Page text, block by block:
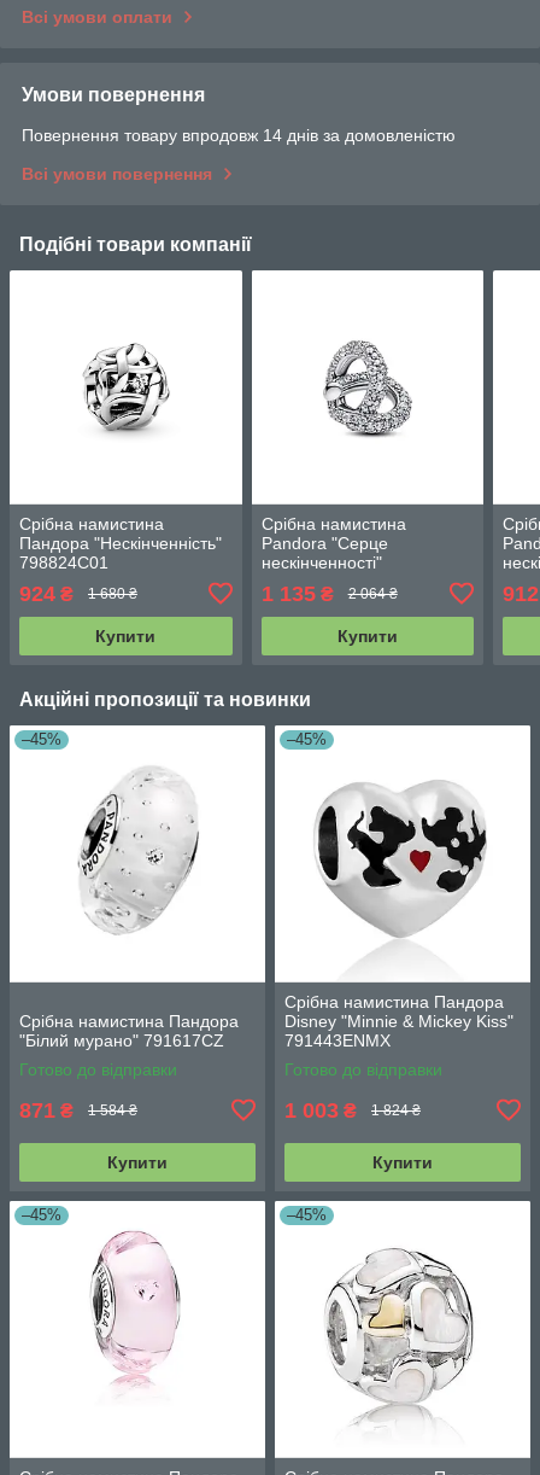
Всі умови оплати
Умови повернення
Повернення товару впродовж 14 днів за домовленістю
Всі умови повернення
Подібні товари компанії
Срібна намистина
Пандора "Нескінченність"
798824C01
924 ₴ 1 680 ₴
Купити
Срібна намистина
Pandora "Серце
нескінченності"
1 135₴ 2 064 ₴
Купити
912
Акційні пропозиції та новинки
–45%
Срібна намистина Пандора
"Білий мурано" 791617CZ
Готово до відправки
871 ₴ 1 584 ₴
Купити
–45%
Срібна намистина Пандора
Disney "Minnie & Mickey Kiss"
791443ENMX
Готово до відправки
1 003 ₴ 1 824 ₴
Купити
–45% –45%